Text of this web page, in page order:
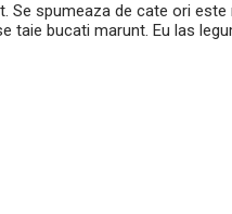
Se spumeaza de cate ori este
taie bucati marunt. Eu las